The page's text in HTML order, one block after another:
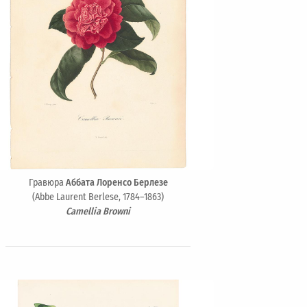
ГравюраАббата Лоренсо Берлезе
(Abbe Laurent Berlese, 1784–1863)
Camellia Browni